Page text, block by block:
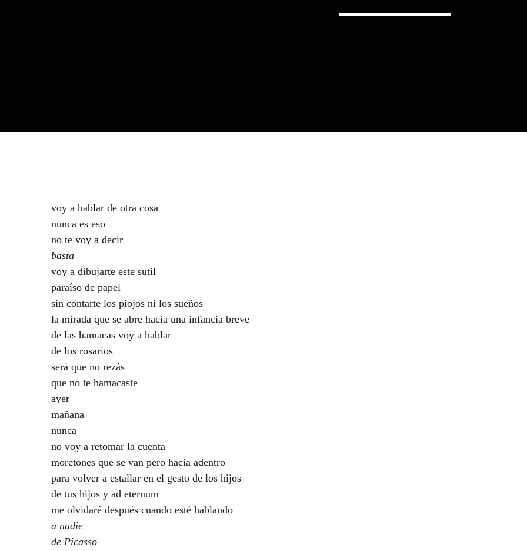
voy a hablar de otra cosa
nunca es eso
no te voy a decir
basta
voy a dibujarte este sutil
paraíso de papel
sin contarte los piojos ni los sueños
la mirada que se abre hacia una infancia breve
de las hamacas voy a hablar
de los rosarios
será que no rezás
que no te hamacaste
ayer
mañana
nunca
no voy a retomar la cuenta
moretones que se van pero hacia adentro
para volver a estallar en el gesto de los hijos
de tus hijos y ad eternum
me olvidaré después cuando esté hablando
a nadie
de Picasso